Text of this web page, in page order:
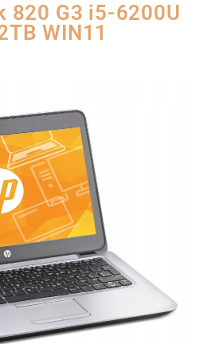
820 G3 i5-6200U
WIN11